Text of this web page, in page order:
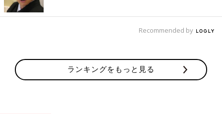
１ 新しいおむつを下に敷く
いきなりおむつを開いてしまうと、赤ちゃんがおしっこをしてし
2 おしりをふいておむつを取る
Recommended by
ランキングをもっと見る